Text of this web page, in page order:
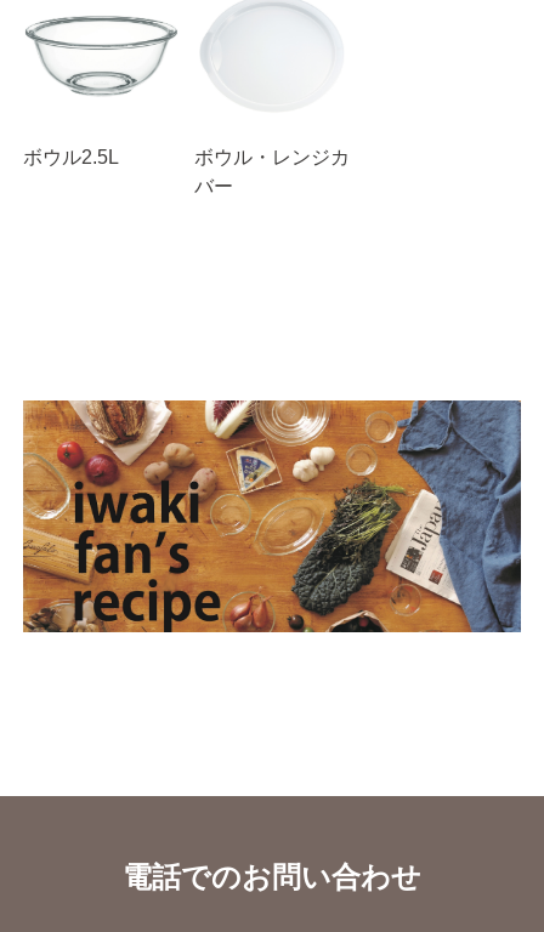
ボウル2.5L
ボウル・レンジカ
バー
電話でのお問い合わせ